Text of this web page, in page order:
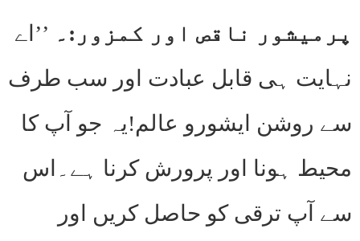
پرمیشور ناقص اور کمزور:۔ ’’اے
نہایت ہی قابل عبادت اور سب طرف
سے روشن ایشورو عالم!یہ جو آپ کا
محیط ہونا اور پرورش کرنا ہے۔اس
سے آپ ترقی کو حاصل کریں اور